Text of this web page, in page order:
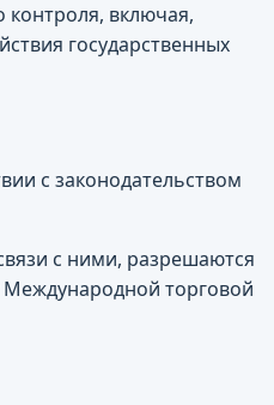
контроля, включая,
государственных
с законодательством
с ними, разрешаются
Международной торговой